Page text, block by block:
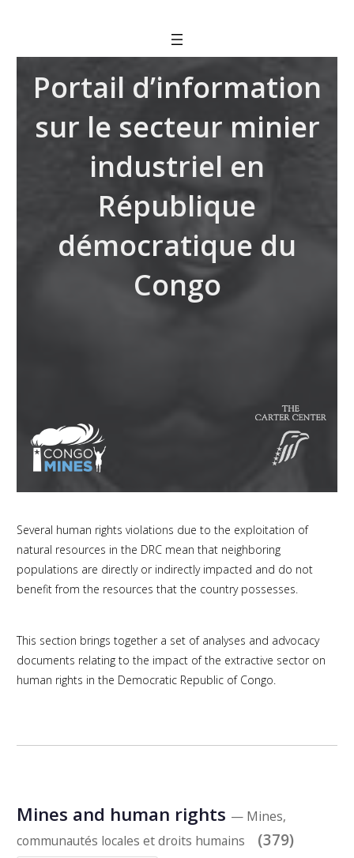
Portail d’information
sur le secteur minier
industriel en
République
démocratique du
Congo
Several human rights violations due to the exploitation of
natural resources in the DRC mean that neighboring
populations are directly or indirectly impacted and do not
benefit from the resources that the country possesses.
This section brings together a set of analyses and advocacy
documents relating to the impact of the extractive sector on
human rights in the Democratic Republic of Congo.
Mines and human rights — Mines,
communautés locales et droits humains
(379)